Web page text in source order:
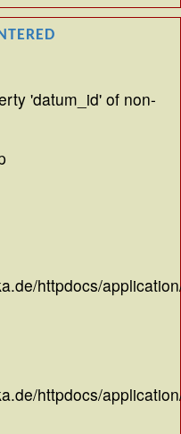
'datum_id' of non-
httpdocs/
httpdocs/